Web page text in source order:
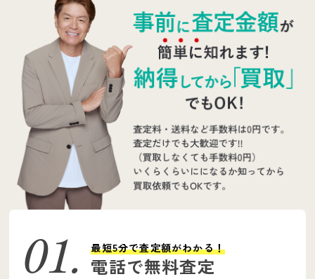
電話で無料査定
最短5分で査定額がわかる！